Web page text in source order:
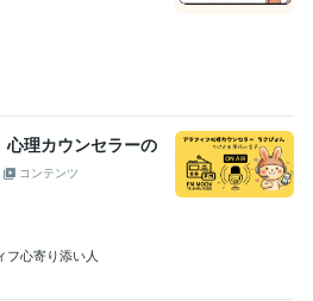
心理カウンセラーの
コンテンツ
フ心寄り添い人